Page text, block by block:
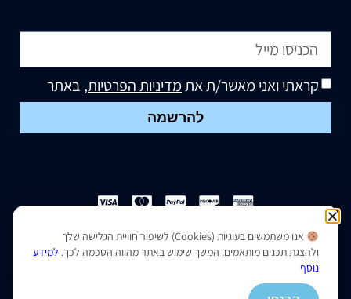
קראתי ואני מאשר/ת אתמדיניות הפרטיות, באתר
להרשמה
הצהרת נגישות|מדיניות פרטיות
נבנה ועוצב על ידי –
אנו משתמשים בעוגיות (Cookies) לשיפור חוויית הגלישה שלך
ולהצגת תכנים מותאמים. המשך שימוש באתר מהווה הסכמה לכך. למידע
נוסף